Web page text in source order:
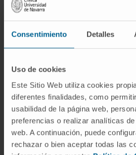
Consentimiento Detalles
Uso de cookies
Este Sitio Web utiliza cookies
diferentes finalidades, como
usabilidad de la página web,
preferencias o realizar analíticas
web. A continuación, puede
rechazar o bien aceptar todas las
La carbenicilina ha dejado de
en muchos países. La
asociada a ácido clavulánico,
ha ido cediendo terreno frente
betalactámicos de espectro
¿Qué diferencia a una
carboxipenicilina de
ureidopenicilina?
La cadena lateral. Las
llevan un grupo carboxilo; las